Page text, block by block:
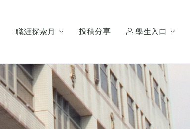
職涯探索月 投稿分享 學生入口